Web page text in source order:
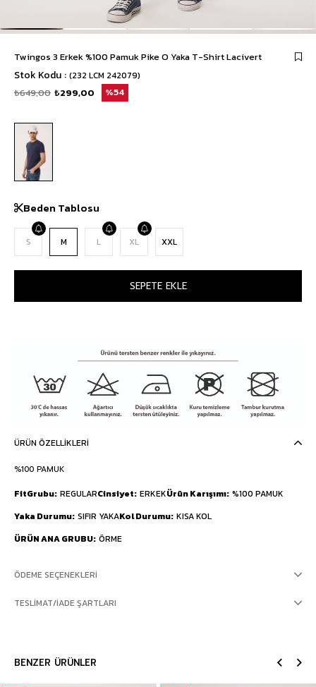
Twingos 3 Erkek %100 Pamuk Pike O Yaka T-Shirt Lacivert
Stok Kodu (232 LCM 242079)
₺649,00 ₺299,00 54
Beden Tablosu
S M L XL XXL
ÜRÜN ÖZELLIKLERI
%100 PAMUK
FitGrubu REGULARCinsiyet ERKEKÜrün Karışımı %100 PAMUK
Yaka Durumu SIFIR YAKAKol Durumu KISA KOL
ÜRÜN ANA GRUBU ÖRME
ÖDEME SEÇENEKLERI
TESLIMAT/İADE ŞARTLARI
BENZER ÜRÜNLER